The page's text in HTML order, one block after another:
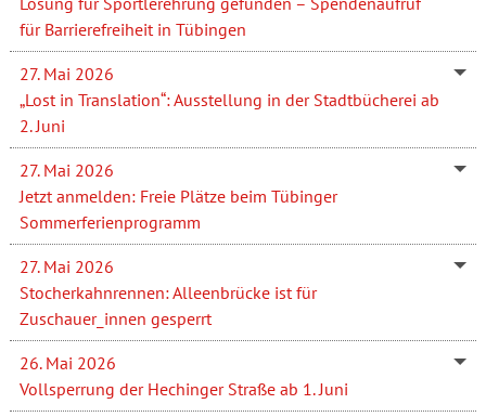
für Barrierefreiheit in Tübingen
27. Mai 2026
„Lost in Translation“: Ausstellung in der Stadtbücherei ab
2. Juni
27. Mai 2026
Jetzt anmelden: Freie Plätze beim Tübinger
Sommerferienprogramm
27. Mai 2026
Stocherkahnrennen: Alleenbrücke ist für
Zuschauer_innen gesperrt
26. Mai 2026
Vollsperrung der Hechinger Straße ab 1. Juni